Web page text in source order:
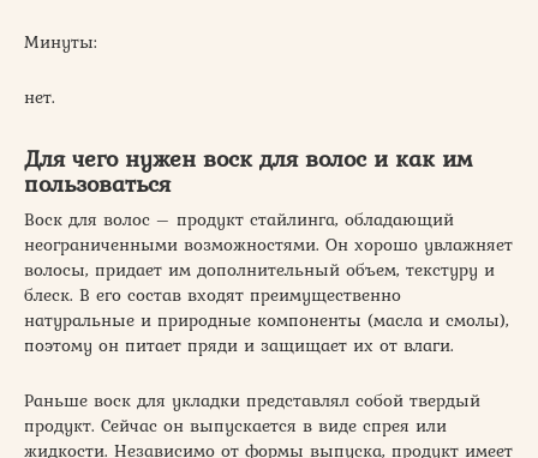
Минуты:
нет.
Для чего нужен воск для волос и как им
пользоваться
Воск для волос – продукт стайлинга, обладающий
неограниченными возможностями. Он хорошо увлажняет
волосы, придает им дополнительный объем, текстуру и
блеск. В его состав входят преимущественно
натуральные и природные компоненты (масла и смолы),
поэтому он питает пряди и защищает их от влаги.
Раньше воск для укладки представлял собой твердый
продукт. Сейчас он выпускается в виде спрея или
жидкости. Независимо от формы выпуска, продукт имеет